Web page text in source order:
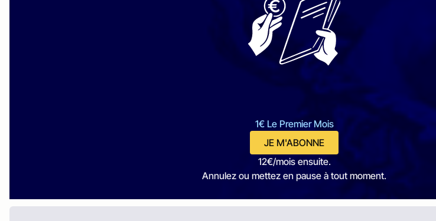
1€ Le Premier Mois
JE M'ABONNE
12€/mois ensuite.
Annulez ou mettez en pause à tout moment.